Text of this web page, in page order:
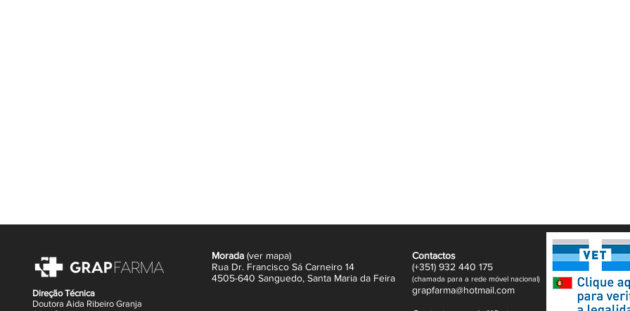
Direção Técnica
Doutora Aida Ribeiro Granja
Contactos
(+351) 932 440 175
(chamada para a rede móvel nacional)
grapfarma@hotmail.com
Morada (ver mapa)
Rua Dr. Francisco Sá Carneiro 14
4505-640 Sanguedo, Santa Maria da Feira